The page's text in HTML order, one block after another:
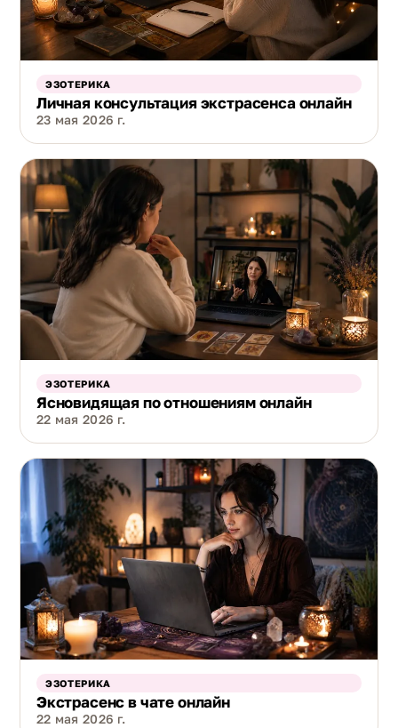
ЭЗОТЕРИКА
Личная консультация экстрасенса онлайн
23 мая 2026 г.
ЭЗОТЕРИКА
Ясновидящая по отношениям онлайн
22 мая 2026 г.
ЭЗОТЕРИКА
Экстрасенс в чате онлайн
22 мая 2026 г.